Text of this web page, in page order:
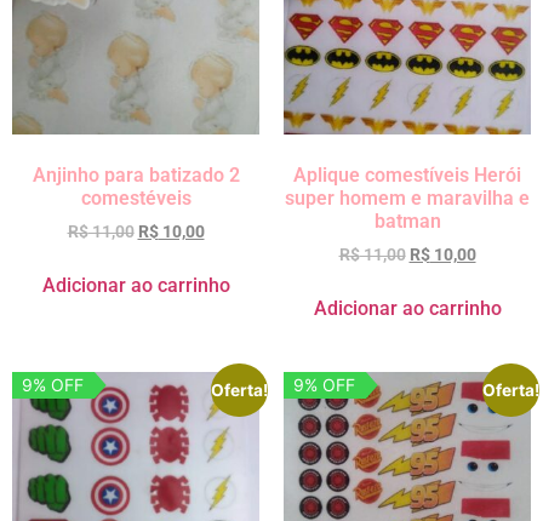
Anjinho para batizado 2
comestéveis
R$11,00 R$10,00
Adicionar ao carrinho
Aplique comestíveis Herói
super homem e maravilha e
batman
R$11,00 R$10,00
Adicionar ao carrinho
Oferta!
9% OFF Oferta!
9% OFF